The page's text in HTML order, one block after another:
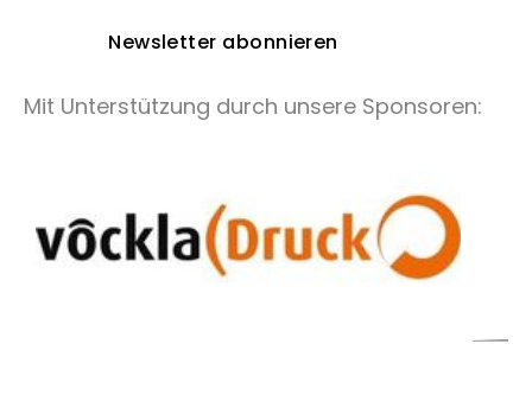
Newsletter abonnieren
Mit Unterstützung durch unsere Sponsoren: